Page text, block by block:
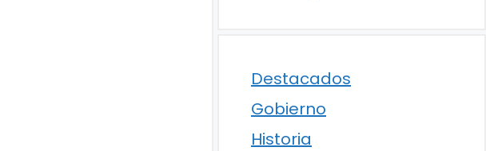
Destacados
Gobierno
Historia